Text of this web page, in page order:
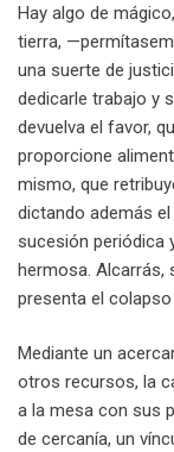
Hay algo de
tierra,
una suerte de
dedicarle trabajo y
devuelva el favor,
proporcione
mismo, que
dictando además
sucesión periódica
hermosa. Alcarrás,
presenta el
Mediante un
otros recursos, la
a la mesa con sus
de cercanía, un